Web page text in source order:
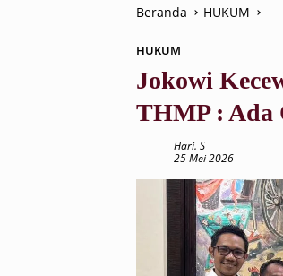
Beranda HUKUM
HUKUM
Jokowi
THMP : Ada
Hari. S
25 Mei 2026